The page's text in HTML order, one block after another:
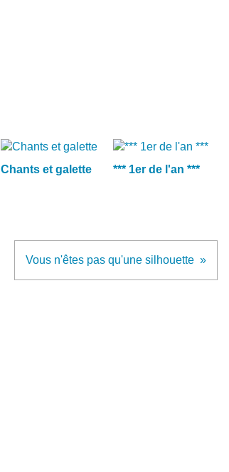
Chants et galette *** 1er de l'an ***
Vous n'êtes pas qu'une silhouette